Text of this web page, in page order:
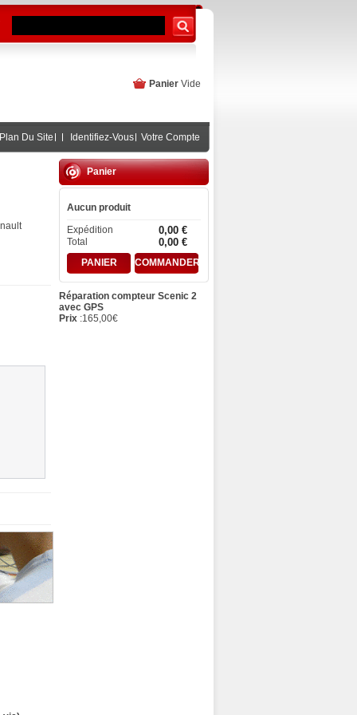
Panier Vide
Plan Du Site Identifiez-Vous Votre Compte
Panier
Aucun produit
Expédition
0,00 €
Total 0,00 €
PANIER COMMANDER
Réparation compteur Scenic 2
avec GPS
Prix :165,00€